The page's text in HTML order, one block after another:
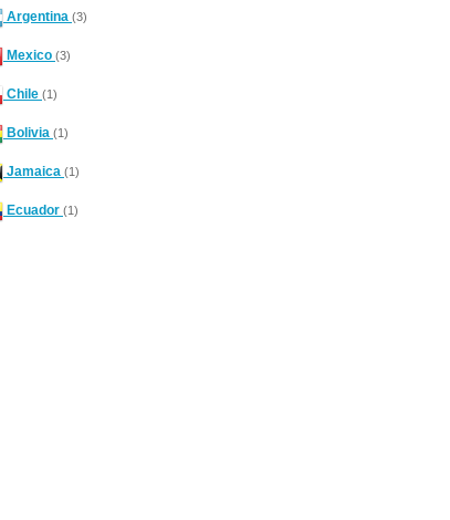
Argentina (3)
Mexico (3)
Chile (1)
Bolivia (1)
Jamaica (1)
Ecuador (1)